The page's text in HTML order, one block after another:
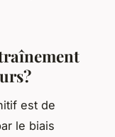
est de
le biais